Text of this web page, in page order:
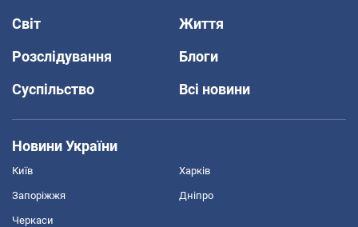
Світ
Життя
Розслідування
Блоги
Суспільство
Всі новини
Новини України
Київ Харків
Запоріжжя Дніпро
Черкаси